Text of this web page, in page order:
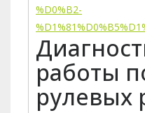
%D0%B2-
работы
рулевых